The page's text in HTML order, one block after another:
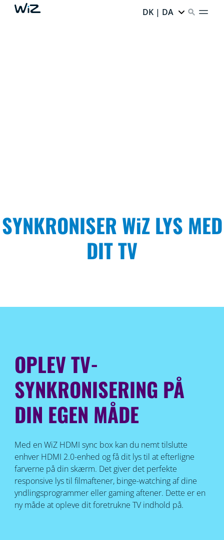
DK | DA
SYNKRONISER WiZ LYS MED
DIT TV
OPLEV TV-
SYNKRONISERING PÅ
DIN EGEN MÅDE
Med en WiZ HDMI sync box kan du nemt tilslutte
enhver HDMI 2.0-enhed og få dit lys til at efterligne
farverne på din skærm. Det giver det perfekte
responsive lys til filmaftener, binge-watching af dine
yndlingsprogrammer eller gaming aftener. Dette er en
ny måde at opleve dit foretrukne TV indhold på.